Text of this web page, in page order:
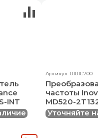
INT
Артикул: 0101C700
частоты
MD520-
Уточняйте